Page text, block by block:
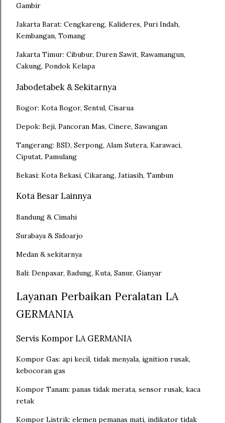
Gambir
Jakarta Barat: Cengkareng, Kalideres, Puri Indah,
Kembangan, Tomang
Jakarta Timur: Cibubur, Duren Sawit, Rawamangun,
Cakung, Pondok Kelapa
Jabodetabek & Sekitarnya
Bogor: Kota Bogor, Sentul, Cisarua
Depok: Beji, Pancoran Mas, Cinere, Sawangan
Tangerang: BSD, Serpong, Alam Sutera, Karawaci,
Ciputat, Pamulang
Bekasi: Kota Bekasi, Cikarang, Jatiasih, Tambun
Kota Besar Lainnya
Bandung & Cimahi
Surabaya & Sidoarjo
Medan & sekitarnya
Bali: Denpasar, Badung, Kuta, Sanur, Gianyar
Layanan Perbaikan Peralatan LA
GERMANIA
Servis Kompor LA GERMANIA
Kompor Gas: api kecil, tidak menyala, ignition rusak,
kebocoran gas
Kompor Tanam: panas tidak merata, sensor rusak, kaca
retak
Kompor Listrik: elemen pemanas mati, indikator tidak